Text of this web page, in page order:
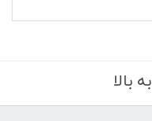
بالا